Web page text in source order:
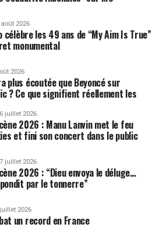
août 2026
célèbre les 49 ans de “My Aim Is True”
monumental
2026
plus écoutée que Beyoncé sur
? Ce que signifient réellement les
juillet 2026
2026 : Manu Lanvin met le feu
et fini son concert dans le public
juillet 2026
2026 : “Dieu envoya le déluge…
par le tonnerre”
2026
un record en France